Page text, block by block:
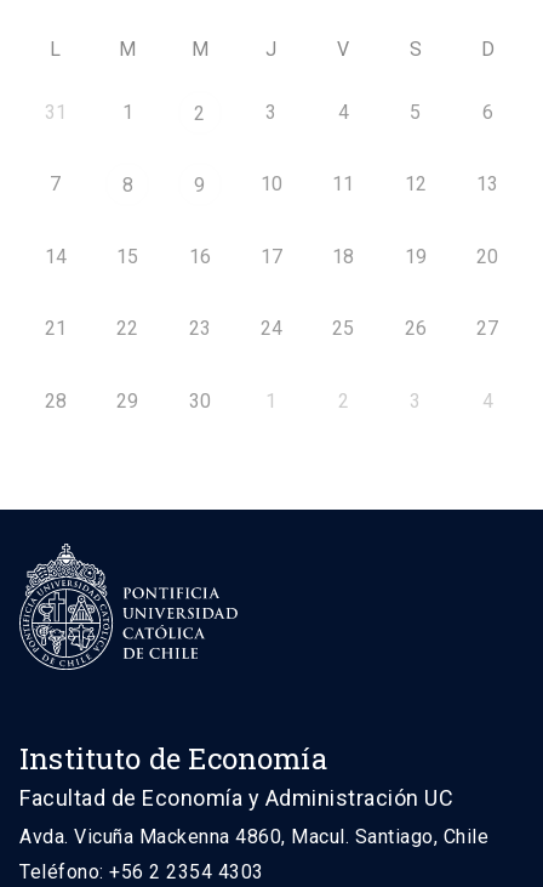
L M M J V S D
31 1 2 3 4 5 6
7 8 9 10 11 12 13
14 15 16 17 18 19 20
21 22 23 24 25 26 27
28 29 30 1 2 3 4
Instituto de Economía
Facultad de Economía y Administración UC
Avda. Vicuña Mackenna 4860, Macul. Santiago, Chile
Teléfono: +56 2 2354 4303